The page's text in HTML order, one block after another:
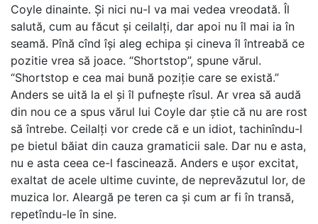
Coyle dinainte. Și nici nu-l va mai vedea vreodată. Îl
salută, cum au făcut și ceilalți, dar apoi nu îl mai ia în
seamă. Pînă cînd își aleg echipa și cineva îl întreabă ce
pozitie vrea să joace. “Shortstop”, spune vărul.
“Shortstop e cea mai bună poziție care se există.”
Anders se uită la el și îl pufnește rîsul. Ar vrea să audă
din nou ce a spus vărul lui Coyle dar știe că nu are rost
să întrebe. Ceilalți vor crede că e un idiot, tachinîndu-l
pe bietul băiat din cauza gramaticii sale. Dar nu e asta,
nu e asta ceea ce-l fascinează. Anders e ușor excitat,
exaltat de acele ultime cuvinte, de neprevăzutul lor, de
muzica lor. Aleargă pe teren ca și cum ar fi în transă,
repetîndu-le în sine.